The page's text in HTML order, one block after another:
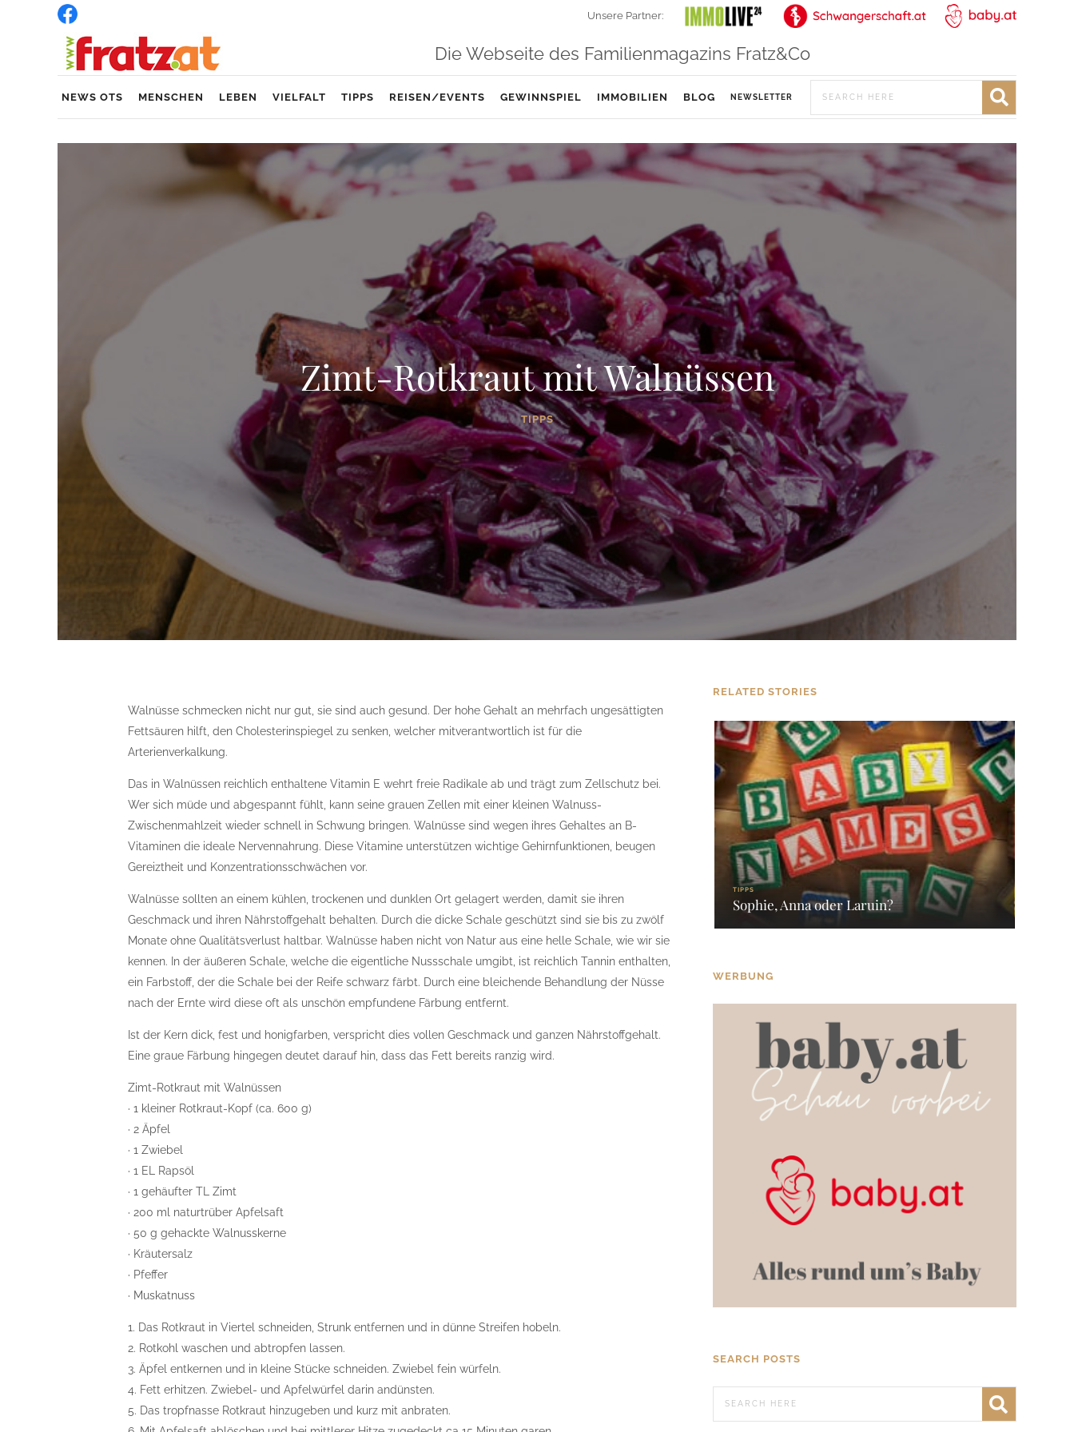
Unsere Partner:
Die Webseite des Familienmagazins Fratz&Co
NEWS OTS MENSCHEN LEBEN VIELFALT TIPPS REISEN/EVENTS GEWINNSPIEL IMMOBILIEN BLOG NEWSLETTER
Zimt-Rotkraut mit Walnüssen
TIPPS
Walnüsse schmecken nicht nur gut, sie sind auch gesund. Der hohe Gehalt an mehrfach ungesättigten
Fettsäuren hilft, den Cholesterinspiegel zu senken, welcher mitverantwortlich ist für die
Arterienverkalkung.
Das in Walnüssen reichlich enthaltene Vitamin E wehrt freie Radikale ab und trägt zum Zellschutz bei.
Wer sich müde und abgespannt fühlt, kann seine grauen Zellen mit einer kleinen Walnuss-
Zwischenmahlzeit wieder schnell in Schwung bringen. Walnüsse sind wegen ihres Gehaltes an B-
Vitaminen die ideale Nervennahrung. Diese Vitamine unterstützen wichtige Gehirnfunktionen, beugen
Gereiztheit und Konzentrationsschwächen vor.
Walnüsse sollten an einem kühlen, trockenen und dunklen Ort gelagert werden, damit sie ihren
Geschmack und ihren Nährstoffgehalt behalten. Durch die dicke Schale geschützt sind sie bis zu zwölf
Monate ohne Qualitätsverlust haltbar. Walnüsse haben nicht von Natur aus eine helle Schale, wie wir sie
kennen. In der äußeren Schale, welche die eigentliche Nussschale umgibt, ist reichlich Tannin enthalten,
ein Farbstoff, der die Schale bei der Reife schwarz färbt. Durch eine bleichende Behandlung der Nüsse
nach der Ernte wird diese oft als unschön empfundene Färbung entfernt.
Ist der Kern dick, fest und honigfarben, verspricht dies vollen Geschmack und ganzen Nährstoffgehalt.
Eine graue Färbung hingegen deutet darauf hin, dass das Fett bereits ranzig wird.
Zimt-Rotkraut mit Walnüssen
· 1 kleiner Rotkraut-Kopf (ca. 600 g)
· 2 Äpfel
· 1 Zwiebel
· 1 EL Rapsöl
· 1 gehäufter TL Zimt
· 200 ml naturtrüber Apfelsaft
· 50 g gehackte Walnusskerne
· Kräutersalz
· Pfeffer
· Muskatnuss
1. Das Rotkraut in Viertel schneiden, Strunk entfernen und in dünne Streifen hobeln.
2. Rotkohl waschen und abtropfen lassen.
3. Äpfel entkernen und in kleine Stücke schneiden. Zwiebel fein würfeln.
4. Fett erhitzen. Zwiebel- und Apfelwürfel darin andünsten.
5. Das tropfnasse Rotkraut hinzugeben und kurz mit anbraten.
RELATED STORIES
TIPPS
Sophie, Anna oder Laruin?
WERBUNG
SEARCH POSTS